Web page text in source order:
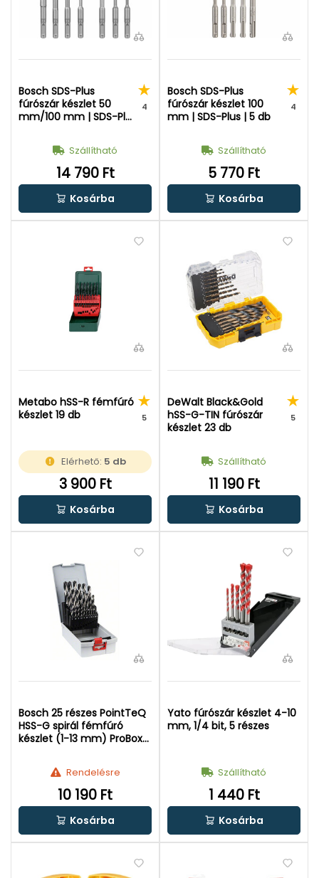
Bosch SDS-Plus
fúrószár készlet 50
mm/100 mm | SDS-Plus
4
Szállítható
14 790 Ft
Kosárba
Bosch SDS-Plus
fúrószár készlet 100
mm | SDS-Plus | 5 db
4
Szállítható
5 770 Ft
Kosárba
Metabo hSS-R fémfúró
készlet 19 db
5
Elérhető: 5 db
3 900 Ft
Kosárba
DeWalt Black&Gold
hSS-G-TIN fúrószár
készlet 23 db
5
Szállítható
11 190 Ft
Kosárba
Bosch 25 részes PointTeQ
HSS-G spirál fémfúró
készlet (1-13 mm) ProBox-
Rendelésre
10 190 Ft
Kosárba
Yato fúrószár készlet 4-10
mm, 1/4 bit, 5 részes
Szállítható
1 440 Ft
Kosárba